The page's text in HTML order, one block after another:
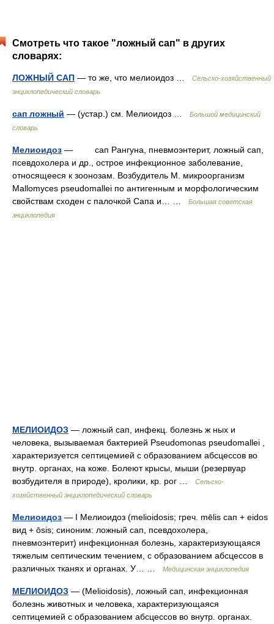
Смотреть что такое "ложный сап" в других
словарях:
ЛОЖНЫЙ САП — то же, что мелиоидоз …
Сельско-хозяйственный
энциклопедический словарь
сап ложный — (устар.) см. Мелиоидоз …
Большой медицинский
словарь
Мелиоидоз — сап Рангуна, пневмоэнтерит, ложный сап,
псевдохолера и др., острое инфекционное заболевание,
относящееся к зоонозам. Возбудитель М. микроорганизм
Mallomyces pseudomallei по антигенным и морфологическим
свойствам сходен с палочкой Сапа и… …
Большая советская
энциклопедия
МЕЛИОИДОЗ — ложный сап, инфекц. болезнь ж ных и
человека, вызываемая бактерией Pseudomonas pseudomallei ,
характеризуется септицемией с образованием абсцессов во
внутр. органах, на коже. Болеют крысы, мыши (резервуар
возбудителя в природе), кролики, кр. рог …
Сельско-
хозяйственный энциклопедический словарь
Мелиоидоз — I Мелиоидоз (melioidosis; греч. mēlis сап + eidos
вид + ōsis; синоним: ложный сап, псевдохолера,
пневмоэнтерит) инфекционная болезнь, характеризующаяся
тяжелым септическим течением, с образованием абсцессов в
различных тканях и органах. У… …
Медицинская энциклопедия
МЕЛИОИДОЗ — (Melioidosis), ложный сап, инфекционная
болезнь животных и человека, характеризующаяся
септицемией с образованием абсцессов во внутр. органах.